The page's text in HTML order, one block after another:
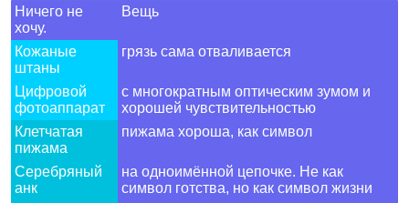
Ничего не
хочу.
Вещь
Кожаные
штаны
грязь сама отваливается
Цифровой
фотоаппарат
с многократным оптическим зумом и
хорошей чувствительностью
Клетчатая
пижама
пижама хороша, как символ
Серебряный
анк
на одноимённой цепочке. Не как
символ готства, но как символ жизни